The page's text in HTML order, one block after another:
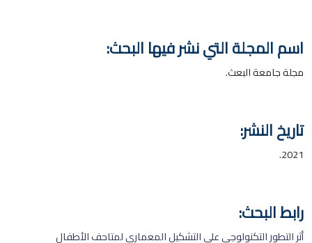
اسم المجلة التي نشر فيها البحث:
مجلة جامعة البعث.
تاريخ النشر:
2021.
رابط البحث:
أثر التطور التكنولوجي على التشكيل المعماري لمتاحف الأطفال